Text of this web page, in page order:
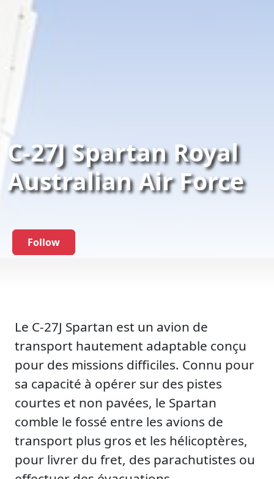
C-27J Spartan Royal
Australian Air Force
Follow
Le C-27J Spartan est un avion de
transport hautement adaptable conçu
pour des missions difficiles. Connu pour
sa capacité à opérer sur des pistes
courtes et non pavées, le Spartan
comble le fossé entre les avions de
transport plus gros et les hélicoptères,
pour livrer du fret, des parachutistes ou